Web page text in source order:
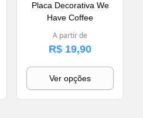
Placa Decorativa We
Have Coffee
A partir de
R$ 19,90
Ver opções